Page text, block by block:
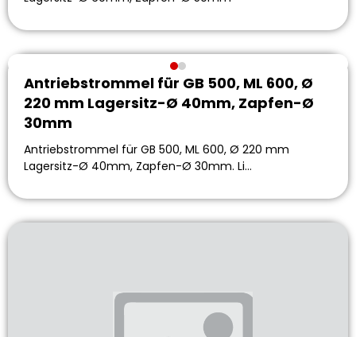
Antriebstrommel für GB 500, ML 600, Ø
220 mm Lagersitz-Ø 40mm, Zapfen-Ø
30mm
Antriebstrommel für GB 500, ML 600, Ø 220 mm
Lagersitz-Ø 40mm, Zapfen-Ø 30mm. Li…